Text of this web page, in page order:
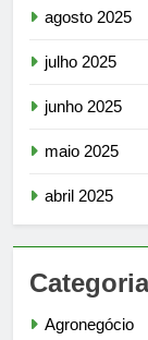
agosto 2025
julho 2025
junho 2025
maio 2025
abril 2025
Agronegócio